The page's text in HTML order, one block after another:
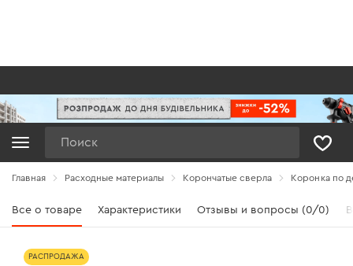
Главная Расходные материалы Корончатые сверла Коронка по
Все о товаре Характеристики Отзывы и вопросы (0/0)
РАСПРОДАЖА